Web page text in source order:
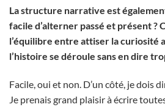
La structure narrative est
facile d’alterner passé et présent ?
l’équilibre entre attiser la curiosité
l’histoire se déroule sans en dire
Facile, oui et non. D’un côté, je dois
Je prenais grand plaisir à écrire